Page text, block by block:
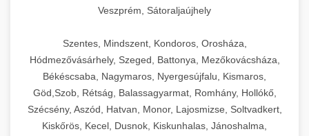
Veszprém, Sátoraljaújhely
Szentes, Mindszent, Kondoros, Orosháza,
Hódmezővásárhely, Szeged, Battonya, Mezőkovácsháza,
Békéscsaba, Nagymaros, Nyergesújfalu, Kismaros,
Göd,Szob, Rétság, Balassagyarmat, Romhány, Hollókő,
Szécsény, Aszód, Hatvan, Monor, Lajosmizse, Soltvadkert,
Kiskőrös, Kecel, Dusnok, Kiskunhalas, Jánoshalma,